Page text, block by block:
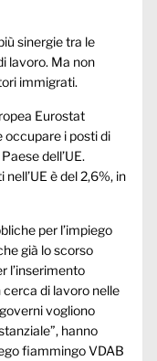
sinergie tra le
lavoro. Ma non
immigrati.
Eurostat
occupare i posti di
dell’UE.
è del 2,6%, in
per l’impiego
già lo scorso
l’inserimento
di lavoro nelle
vogliono
hanno
fiammingo VDAB